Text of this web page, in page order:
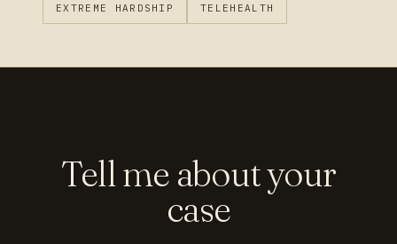
EXTREME HARDSHIP TELEHEALTH
Tell me about your
case